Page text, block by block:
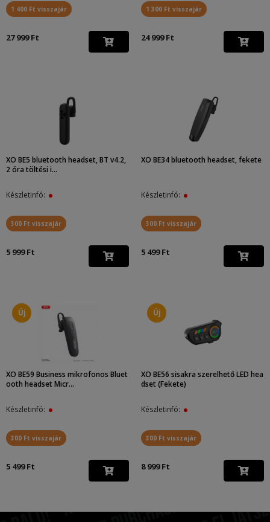
1 400 Ft visszajár
27 999 Ft
1 300 Ft visszajár
24 999 Ft
XO BE5 bluetooth headset, BT v4.2,
2 óra töltési i...
Készletinfó:
300 Ft visszajár
5 999 Ft
XO BE34 bluetooth headset, fekete
Készletinfó:
300 Ft visszajár
5 499 Ft
Új
XO BE59 Business mikrofonos Bluet
ooth headset Micr...
Készletinfó:
300 Ft visszajár
5 499 Ft
Új
XO BE56 sisakra szerelhető LED hea
dset (Fekete)
Készletinfó:
300 Ft visszajár
8 999 Ft